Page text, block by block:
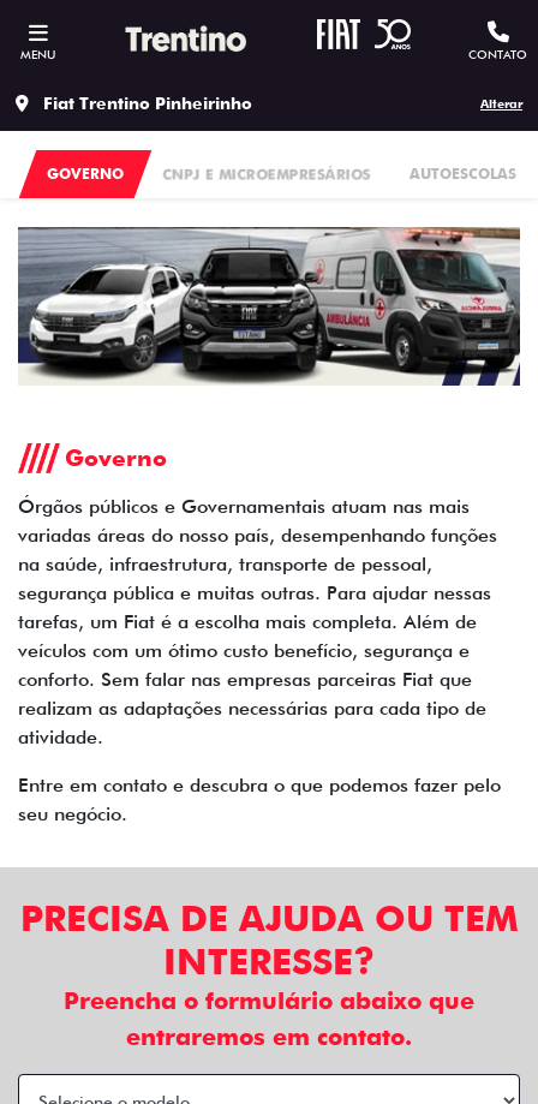
MENU CONTATO
Fiat Trentino Pinheirinho Alterar
CNPJ E MICROEMPRESÁRIOS AUTOESCOLAS
GOVERNO
Governo
Órgãos públicos e Governamentais atuam nas mais
variadas áreas do nosso país, desempenhando funções
na saúde, infraestrutura, transporte de pessoal,
segurança pública e muitas outras. Para ajudar nessas
tarefas, um Fiat é a escolha mais completa. Além de
veículos com um ótimo custo benefício, segurança e
conforto. Sem falar nas empresas parceiras Fiat que
realizam as adaptações necessárias para cada tipo de
atividade.
Entre em contato e descubra o que podemos fazer pelo
seu negócio.
PRECISA DE AJUDA OU TEM
INTERESSE?
Preencha o formulário abaixo que
entraremos em contato.